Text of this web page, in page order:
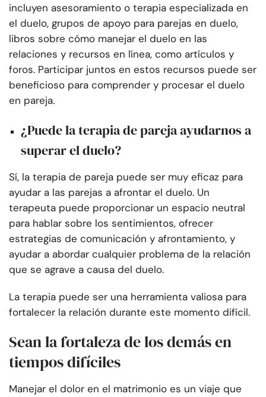
incluyen asesoramiento o terapia especializada en
el duelo, grupos de apoyo para parejas en duelo,
libros sobre cómo manejar el duelo en las
relaciones y recursos en línea, como artículos y
foros. Participar juntos en estos recursos puede ser
beneficioso para comprender y procesar el duelo
en pareja.
¿Puede la terapia de pareja ayudarnos a
superar el duelo?
Sí, la terapia de pareja puede ser muy eficaz para
ayudar a las parejas a afrontar el duelo. Un
terapeuta puede proporcionar un espacio neutral
para hablar sobre los sentimientos, ofrecer
estrategias de comunicación y afrontamiento, y
ayudar a abordar cualquier problema de la relación
que se agrave a causa del duelo.
La terapia puede ser una herramienta valiosa para
fortalecer la relación durante este momento difícil.
Sean la fortaleza de los demás en
tiempos difíciles
Manejar el dolor en el matrimonio es un viaje que